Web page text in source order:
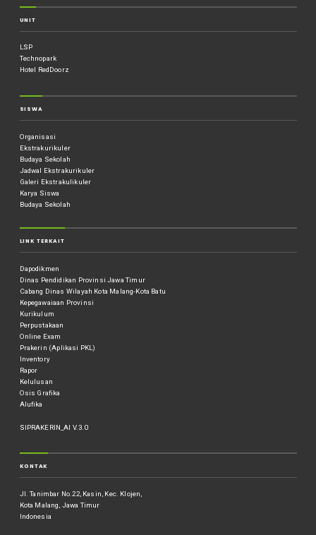
UNIT
LSP
Technopark
Hotel RedDoorz
SISWA
Organisasi
Ekstrakurikuler
Budaya Sekolah
Jadwal Ekstrakurikuler
Galeri Ekstrakulikuler
Karya Siswa
Budaya Sekolah
LINK TERKAIT
Dapodikmen
Dinas Pendidikan Provinsi Jawa Timur
Cabang Dinas Wilayah Kota Malang-Kota Batu
Kepegawaiaan Provinsi
Kurikulum
Perpustakaan
Online Exam
Prakerin (Aplikasi PKL)
Inventory
Rapor
Kelulusan
Osis Grafika
Alufika
SIPRAKERIN_AI V.3.0
KONTAK
Jl. Tanimbar No.22, Kasin, Kec. Klojen,
Kota Malang, Jawa Timur
Indonesia